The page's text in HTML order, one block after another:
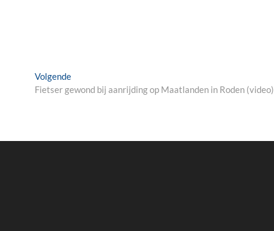
VolgendeNext
post:
Fietser gewond bij aanrijding op Maatlanden in Roden (video)